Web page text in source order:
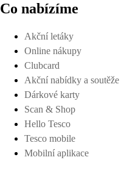
Co nabízíme
Akční letáky
Online nákupy
Clubcard
Akční nabídky a soutěže
Dárkové karty
Scan & Shop
Hello Tesco
Tesco mobile
Mobilní aplikace